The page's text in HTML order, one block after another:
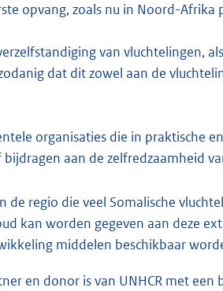
opvang, zoals nu in Noord-Afrika
van vluchtelingen,
dat dit zowel aan de
organisaties die in praktische
aan de zelfredzaamheid
regio die veel Somalische
kan worden gegeven aan deze
middelen beschikbaar
en donor is van UNHCR met een